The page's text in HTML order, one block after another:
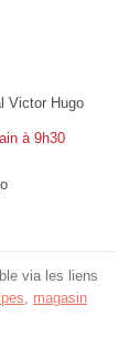
Victor Hugo
à 9h30
via les liens
magasin